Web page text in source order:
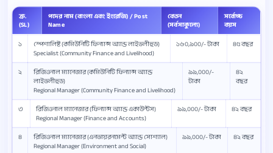
ক্র.
(SL)
পদের নাম (বাংলা এবং ইংরেজি) / Post
Name
বেতন
(সর্বসাকুল্যে)
সর্বোচ্চ
বয়স
১
স্পেশালিষ্ট (কমিউনিটি ফিন্যান্স অ্যান্ড লাইভলীহুড)
Specialist (Community Finance and Livelihood)
১৬০,৯০০/- টাকা ৪৫ বছর
২ রিজিওনাল ম্যানেজার (কমিউনিটি ফিন্যান্স অ্যান্ড
লাইভলীহুড)
Regional Manager (Community Finance and Livelihood)
৯৯,০০০/-
টাকা
৪২
বছর
৩ রিজিওনাল ম্যানেজার (ফিন্যান্স অ্যান্ড একাউন্টস)
Regional Manager (Finance and Accounts)
৯৯,০০০/- টাকা ৪২ বছর
৪ রিজিওনাল ম্যানেজার (এনভায়রনমেন্ট অ্যান্ড সোশ্যাল)
Regional Manager (Environment and Social)
৯৯,০০০/- টাকা ৪২ বছর